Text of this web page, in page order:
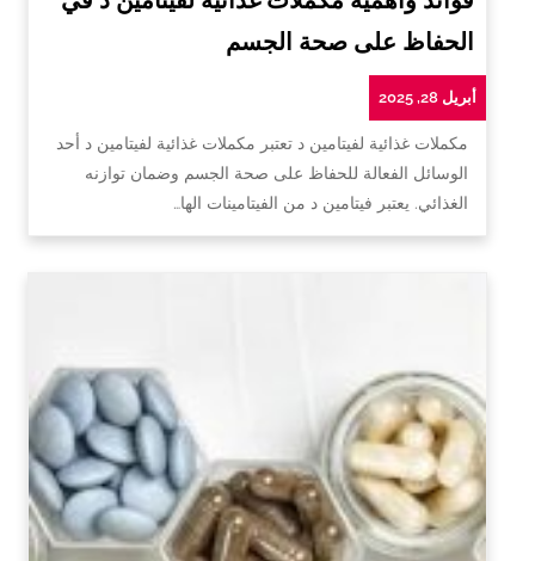
الحفاظ على صحة الجسم
أبريل 28, 2025
مكملات غذائية لفيتامين د تعتبر مكملات غذائية لفيتامين د أحد
الوسائل الفعالة للحفاظ على صحة الجسم وضمان توازنه
الغذائي. يعتبر فيتامين د من الفيتامينات الها…